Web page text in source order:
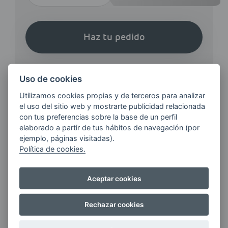
Haz tu pedido
¿QUIERES ESTAR AL DÍA DE
LAS
ÚLTIMAS NOVEDADES?
Uso de cookies
Utilizamos cookies propias y de terceros para analizar
el uso del sitio web y mostrarte publicidad relacionada
con tus preferencias sobre la base de un perfil
elaborado a partir de tus hábitos de navegación (por
ejemplo, páginas visitadas).
Política de cookies.
Aceptar cookies
Rechazar cookies